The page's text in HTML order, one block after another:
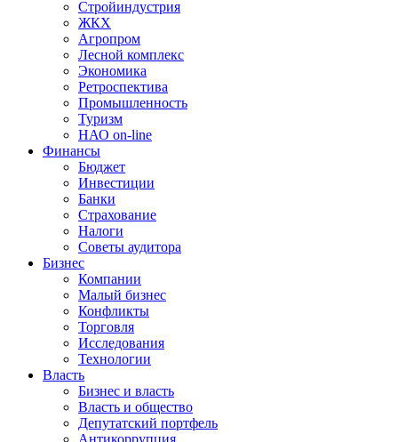
Стройиндустрия
ЖКХ
Агропром
Лесной комплекс
Экономика
Ретроспектива
Промышленность
Туризм
НАО on-line
Финансы
Бюджет
Инвестиции
Банки
Страхование
Налоги
Советы аудитора
Бизнес
Компании
Малый бизнес
Конфликты
Торговля
Исследования
Технологии
Власть
Бизнес и власть
Власть и общество
Депутатский портфель
Антикоррупция